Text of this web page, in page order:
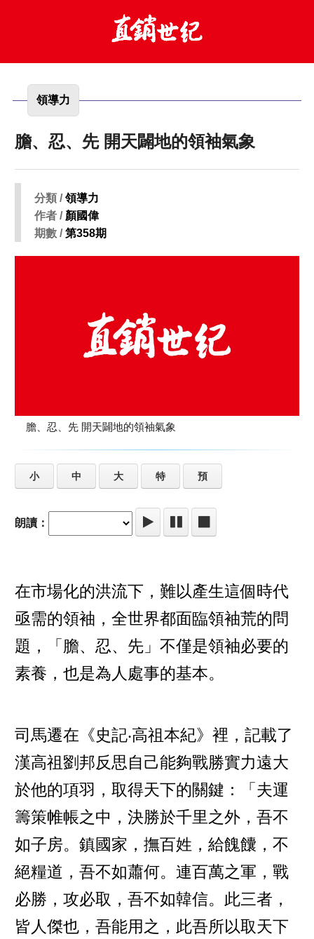
領導力
膽、忍、先 開天闢地的領袖氣象
分類 /領導力
作者 / 顏國偉
期數 /第358期
膽、忍、先 開天闢地的領袖氣象
小 中 大 特 預
朗讀：
在市場化的洪流下，難以產生這個時代
亟需的領袖，全世界都面臨領袖荒的問
題，「膽、忍、先」不僅是領袖必要的
素養，也是為人處事的基本。
司馬遷在《史記‧高祖本紀》裡，記載了
漢高祖劉邦反思自己能夠戰勝實力遠大
於他的項羽，取得天下的關鍵：「夫運
籌策帷帳之中，決勝於千里之外，吾不
如子房。鎮國家，撫百姓，給餽饢，不
絕糧道，吾不如蕭何。連百萬之軍，戰
必勝，攻必取，吾不如韓信。此三者，
皆人傑也，吾能用之，此吾所以取天下